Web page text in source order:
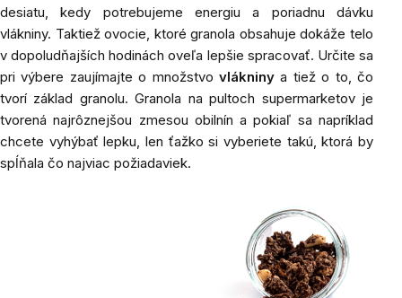
desiatu, kedy potrebujeme energiu a poriadnu dávku
vlákniny. Taktiež ovocie, ktoré granola obsahuje dokáže telo
v dopoludňajších hodinách oveľa lepšie spracovať. Určite sa
pri výbere zaujímajte o množstvo vlákniny a tiež o to, čo
tvorí základ granolu. Granola na pultoch supermarketov je
tvorená najrôznejšou zmesou obilnín a pokiaľ sa napríklad
chcete vyhýbať lepku, len ťažko si vyberiete takú, ktorá by
spĺňala čo najviac požiadaviek.